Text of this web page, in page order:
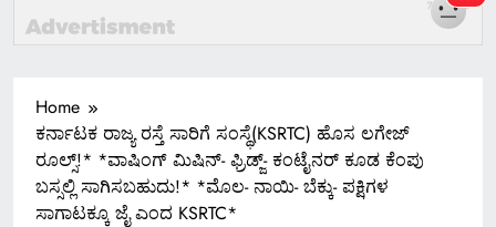
Home
ಕರ್ನಾಟಕ ರಾಜ್ಯ ರಸ್ತೆ ಸಾರಿಗೆ ಸಂಸ್ಥೆ(KSRTC) ಹೊಸ ಲಗೇಜ್
ರೂಲ್ಸ್!* *ವಾಷಿಂಗ್ ಮಿಷಿನ್- ಫ್ರಿಡ್ಜ್- ಕಂಟೈನರ್ ಕೂಡ ಕೆಂಪು
ಬಸ್ಸಲ್ಲಿ ಸಾಗಿಸಬಹುದು!* *ಮೊಲ- ನಾಯಿ- ಬೆಕ್ಕು- ಪಕ್ಷಿಗಳ
ಸಾಗಾಟಕ್ಕೂ ಜೈ ಎಂದ KSRTC*